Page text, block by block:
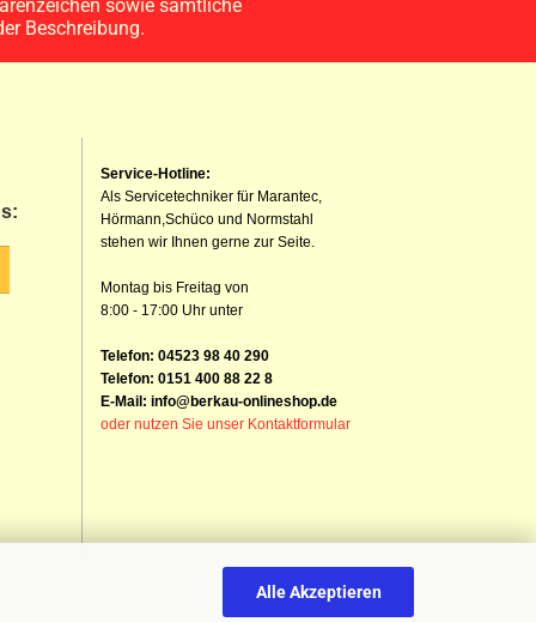
Alle Akzeptieren
sowie sämtliche
Beschreibung.
Service-Hotline:
Als Servicetechniker für Marantec,
Hörmann,Schüco und Normstahl
stehen wir Ihnen gerne zur Seite.
Montag bis Freitag von
8:00 - 17:00 Uhr unter
Telefon: 04523 98 40 290
Telefon: 0151 400 88 22 8
E-Mail: info@berkau-onlineshop.de
oder nutzen Sie unser Kontaktformular